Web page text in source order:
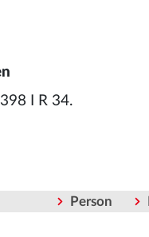
I R 34.
Person